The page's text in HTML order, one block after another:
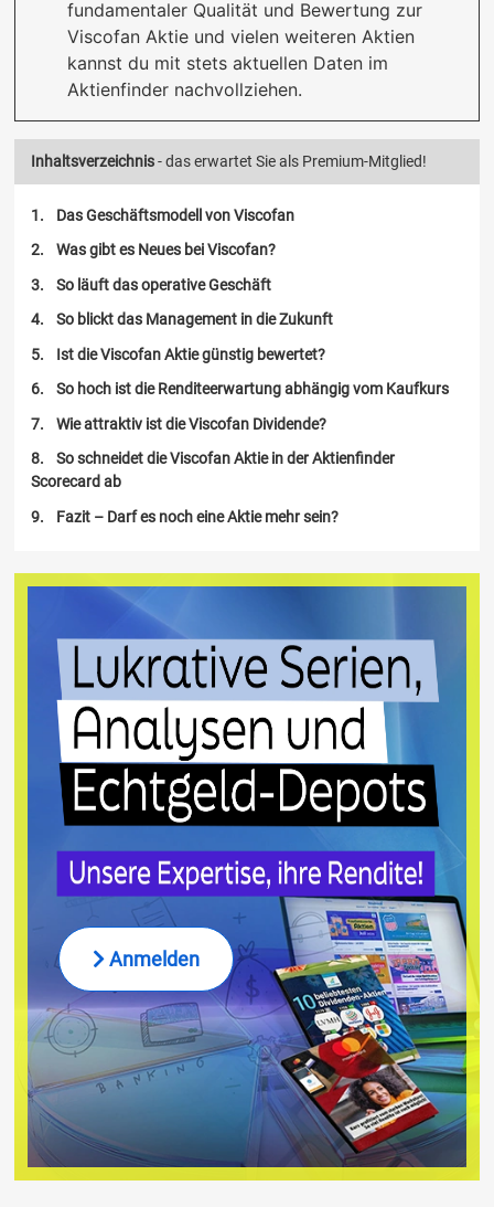
fundamentaler Qualität und Bewertung zur
Viscofan Aktie und vielen weiteren Aktien
kannst du mit stets aktuellen Daten im
Aktienfinder nachvollziehen.
Inhaltsverzeichnis- das erwartet Sie als Premium-Mitglied!
Das Geschäftsmodell von Viscofan
Was gibt es Neues bei Viscofan?
So läuft das operative Geschäft
So blickt das Management in die Zukunft
Ist die Viscofan Aktie günstig bewertet?
So hoch ist die Renditeerwartung abhängig vom Kaufkurs
Wie attraktiv ist die Viscofan Dividende?
So schneidet die Viscofan Aktie in der Aktienfinder
Scorecard ab
Fazit – Darf es noch eine Aktie mehr sein?
Anmelden